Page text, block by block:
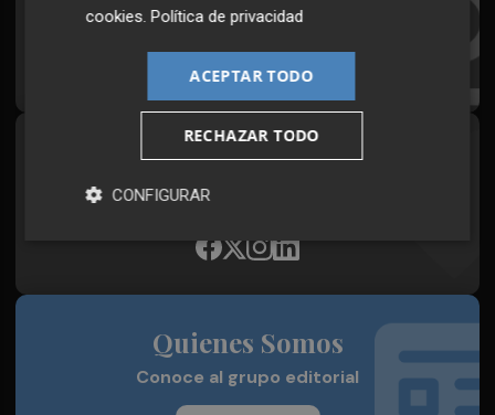
Todos los días a primera hora en tu email
Síguenos en redes
Plaza Podcast, desde cualquier medio
Quienes Somos
Conoce al grupo editorial
cookies.Política de privacidad
ACEPTAR TODO
RECHAZAR TODO
CONFIGURAR